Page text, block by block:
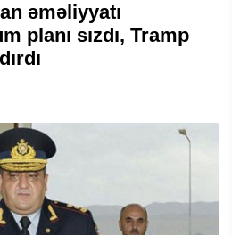
əməliyyatı
planı sızdı, Tramp